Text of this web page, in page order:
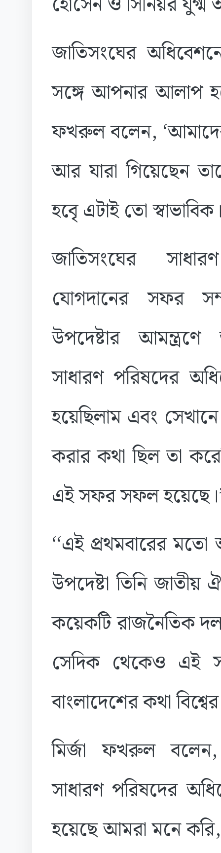
জাতিসংঘের
সঙ্গে আপনার আলাপ
ফখরুল বলেন,
আর যারা গিয়েছেন
হবেৃ এটাই তো
জাতিসংঘের
যোগদানের সফর
উপদেষ্টার
সাধারণ পরিষদের
হয়েছিলাম এবং
করার কথা ছিল তা
এই সফর সফল
‘‘এই প্রথমবারের মতো
উপদেষ্টা তিনি জাতীয়
কয়েকটি রাজনৈতিক
সেদিক থেকেও এই
বাংলাদেশের কথা
মির্জা ফখরুল বলেন,
সাধারণ পরিষদের
হয়েছে আমরা মনে